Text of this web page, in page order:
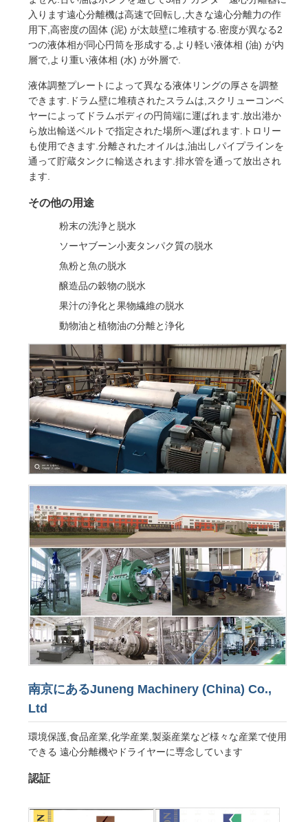
入ります遠心分離機は高速で回転し,大きな遠心分離力の作
用下,高密度の固体 (泥) が太鼓壁に堆積する.密度が異なる2
つの液体相が同心円筒を形成する,より軽い液体相 (油) が内
層で,より重い液体相 (水) が外層で.
液体調整プレートによって異なる液体リングの厚さを調整
できます.ドラム壁に堆積されたスラムは,スクリューコンベ
ヤーによってドラムボディの円筒端に運ばれます.放出港か
ら放出輸送ベルトで指定された場所へ運ばれます.トロリー
も使用できます.分離されたオイルは,油出しパイプラインを
通って貯蔵タンクに輸送されます.排水管を通って放出され
ます.
その他の用途
粉末の洗浄と脱水
ソーヤブーン小麦タンパク質の脱水
魚粉と魚の脱水
醸造品の穀物の脱水
果汁の浄化と果物繊維の脱水
動物油と植物油の分離と浄化
南京にあるJuneng Machinery (China) Co.,
Ltd
環境保護,食品産業,化学産業,製薬産業など様々な産業で使用
できる 遠心分離機やドライヤーに専念しています
認証